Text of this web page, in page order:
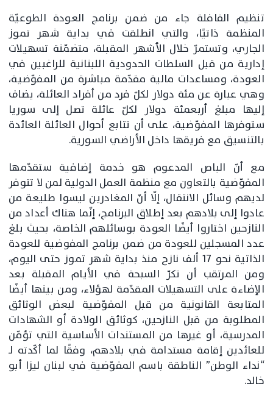
تنظيم القافلة جاء من ضمن برنامج العودة الطوعيّة
المنظمة ذاتيًا، والتي انطلقت في بداية شهر تموز
الجاري، وتستمرّ خلال الأشهر المقبلة، متضمّنة تسهيلات
إدارية من قبل السلطات الحدودية اللبنانية للراغبين في
العودة، ومساعدات مالية مقدّمة مباشرة من المفوّضية،
وهي عبارة عن مئة دولار لكلّ فرد من أفراد العائلة، يضاف
إليها مبلغ أربعمئة دولار لكلّ عائلة تصل إلى سوريا
ستوفرها المفوّضية، على أن تتابع أحوال العائلة العائدة
بالتنسيق مع فريقها داخل الأراضي السورية.
مع أنّ الباص المدعوم هو خدمة إضافية ستقدّمها
المفوّضية بالتعاون مع منظمة العمل الدولية لمن لا تتوفر
لديهم وسائل الانتقال، إلّا أنّ المغادرين ليسوا طليعة من
عادوا إلى بلادهم بعد إطلاق البرنامج، إنّما هناك أعداد من
النازحين اختاروا أيضًا العودة بوسائلهم الخاصة، بحيث بلغ
عدد المسجلين للعودة من ضمن برنامج المفوضية للعودة
الذاتية نحو 17 ألف نازح منذ بداية شهر تموز حتى اليوم،
ومن المرتقب أن تكرّ السبحة في الأيام المقبلة بعد
الإضاءة على التسهيلات المقدّمة لهؤلاء، ومن بينها أيضًا
المتابعة القانونية من قبل المفوّضية لبعض الوثائق
المطلوبة من قبل النازحين، كوثائق الولادة أو الشهادات
المدرسية، أو غيرها من المستندات الأساسية التي تؤمّن
للعائدين إقامة مستدامة في بلادهم، وفقًا لما أكّدته لـ
“نداء الوطن” الناطقة باسم المفوّضية في لبنان ليزا أبو
خالد.